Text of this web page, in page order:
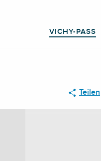
VICHY-PASS
Teilen